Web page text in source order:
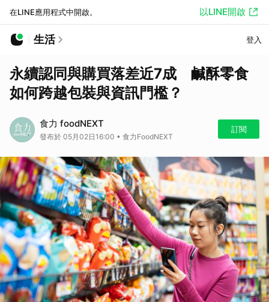
在LINE應用程式中開啟。 以LINE開啟
生活 登入
永續認同與購買落差近7成 鹹酥零食
如何跨越包裝與資訊門檻？
食力 foodNEXT
發布於 05月02日16:00 • 食力FoodNEXT
訂閱